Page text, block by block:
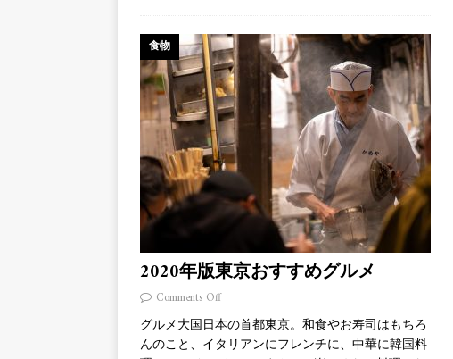
2020年版東京おすすめグルメ
食物
Comments Off
グルメ大国日本の首都東京。和食やお寿司はもちろ
んのこと、イタリアンにフレンチに、中華に韓国料